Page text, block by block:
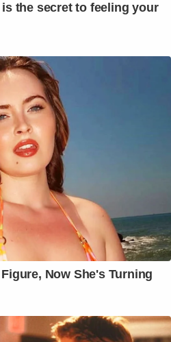
the secret to feeling your
Now She's Turning